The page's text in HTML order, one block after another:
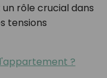
rôle crucial dans
tensions
?